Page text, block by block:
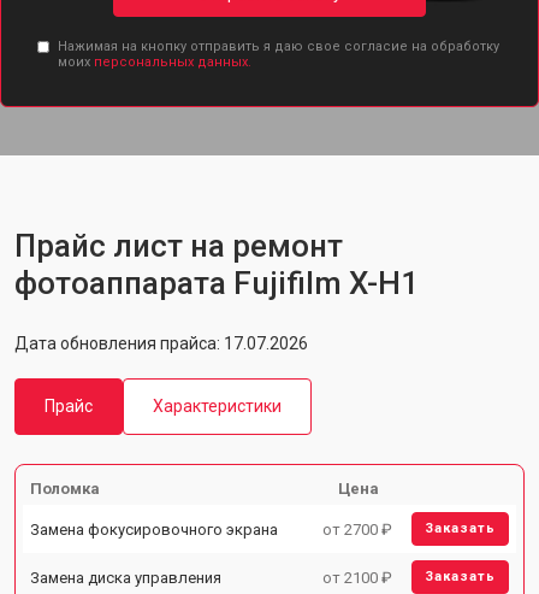
Нажимая на кнопку отправить я даю свое согласие на обработку
моих персональных данных.
Прайс лист на ремонт
фотоаппарата Fujifilm X-H1
Дата обновления прайса: 17.07.2026
Прайс Характеристики
Поломка Цена
Замена фокусировочного экрана от 2700 ₽ Заказать
Замена диска управления от 2100 ₽ Заказать